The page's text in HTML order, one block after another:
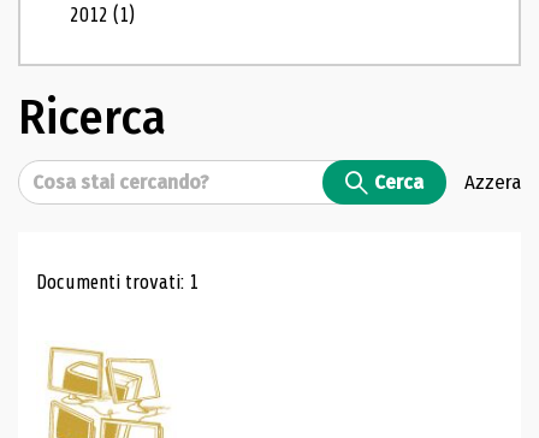
2012(1)
Ricerca
Cerca Cerca Azzera
Risultati di ricerca
Documenti trovati: 1